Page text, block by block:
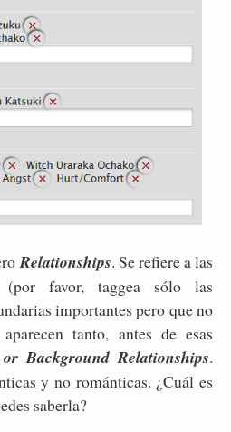
Relationships. Se refiere a las
(por favor, taggea sólo las
importantes pero que no
tanto, antes de esas
Background Relationships.
y no románticas. ¿Cuál es
saberla?